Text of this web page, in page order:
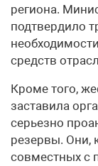
региона.
подтвердило
средств
Кроме того,
заставила
серьезно
резервы. Они,
совместных с